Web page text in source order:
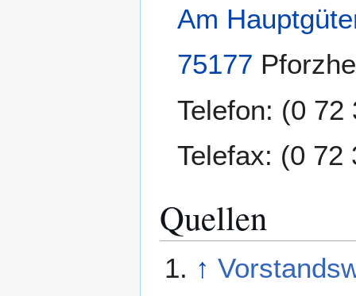
Am
75177
Telefon: (0 72
Telefax: (0 72
Quellen
↑